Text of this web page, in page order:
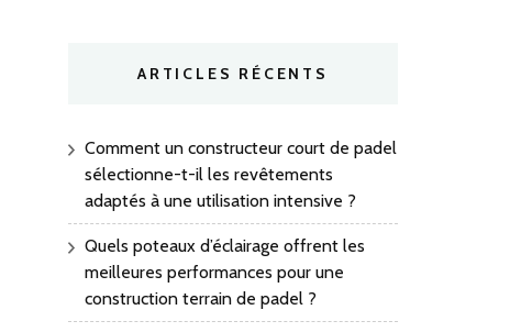
ARTICLES RÉCENTS
Comment un constructeur court de padel
sélectionne-t-il les revêtements
adaptés à une utilisation intensive ?
Quels poteaux d’éclairage offrent les
meilleures performances pour une
construction terrain de padel ?